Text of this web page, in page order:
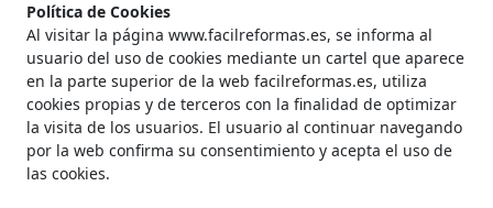
Política de Cookies
Al visitar la página www.facilreformas.es, se informa al
usuario del uso de cookies mediante un cartel que aparece
en la parte superior de la web facilreformas.es, utiliza
cookies propias y de terceros con la finalidad de optimizar
la visita de los usuarios. El usuario al continuar navegando
por la web confirma su consentimiento y acepta el uso de
las cookies.